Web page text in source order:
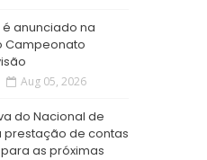
é anunciado na
Campeonato
Aug 05, 2026
do Nacional de
prestação de contas
as próximas